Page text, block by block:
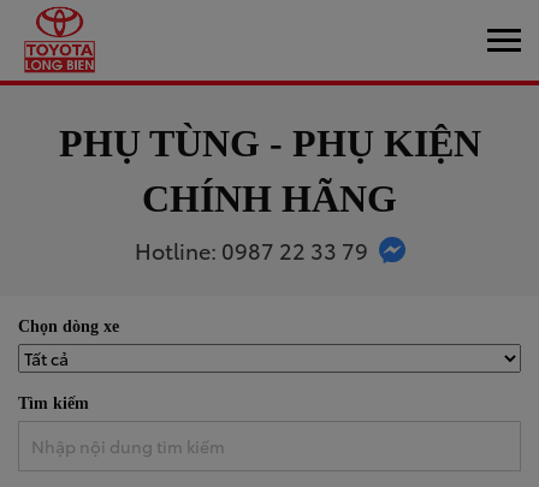
PHỤ TÙNG - PHỤ KIỆN
CHÍNH HÃNG
Hotline: 0987 22 33 79
Chọn dòng xe
Tìm kiếm